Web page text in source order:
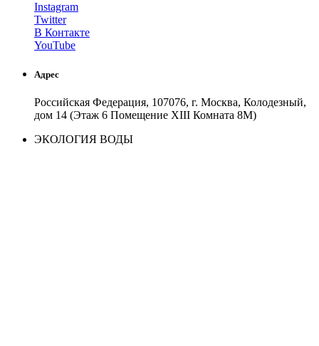
Instagram
Twitter
В Контакте
YouTube
Адрес
Российская Федерация, 107076, г. Москва, Колодезный,
дом 14 (Этаж 6 Помещение XIII Комната 8М)
ЭКОЛОГИЯ ВОДЫ